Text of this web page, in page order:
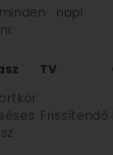
napi
TV
Frissítendő